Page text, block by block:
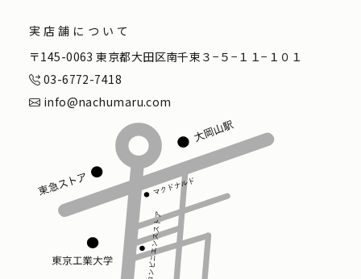
実店舗について
〒145-0063 東京都大田区南千束３−５−１１−１０１
03-6772-7418
info@nachumaru.com